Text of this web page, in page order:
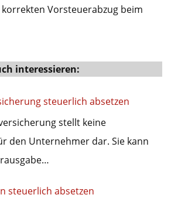
Vorsteuerabzug beim
interessieren:
steuerlich absetzen
stellt keine
den Unternehmer dar. Sie kann
steuerlich absetzen